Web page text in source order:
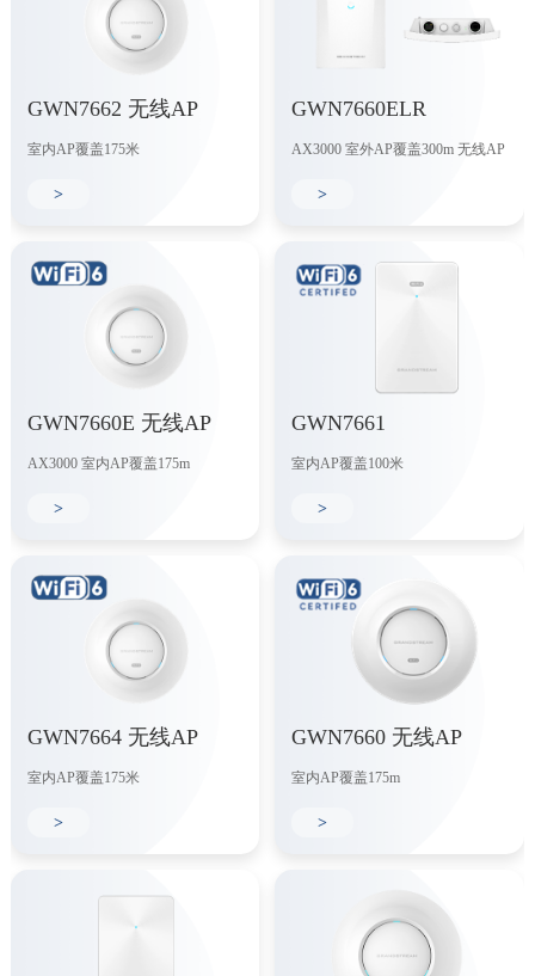
GWN7662 无线AP
室内AP覆盖175米
>
GWN7660ELR
AX3000 室外AP覆盖300m 无线AP
>
GWN7660E 无线AP
AX3000 室内AP覆盖175m
>
GWN7661
室内AP覆盖100米
>
GWN7664 无线AP
室内AP覆盖175米
>
GWN7660 无线AP
室内AP覆盖175m
>